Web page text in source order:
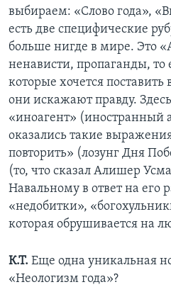
выбираем: «Слово года»,
есть две специфические
больше нигде в мире. Это
ненависти, пропаганды, то
которые хочется
они искажают правду.
«иноагент» (иностранный
оказались такие
повторить» (лозунг Дня
(то, что сказал Алишер
Навальному в ответ на его
«недобитки»,
которая обрушивается на
К.Т. Еще одна уникальная
«Неологизм года»?